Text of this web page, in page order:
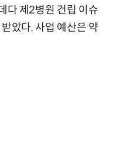
다 제2병원 건립 이슈
았다. 사업 예산은 약